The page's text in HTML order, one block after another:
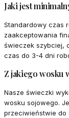
Jaki jest
Standardowy czas
zaakceptowania
świeczek szybciej,
czas do 3-4 dni
Z jakiego wosku
Nasze świeczki
wosku sojowego.
przeciwieństwie do